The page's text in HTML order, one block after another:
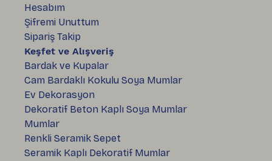
Hesabım
Şifremi Unuttum
Sipariş Takip
Keşfet ve Alışveriş
Bardak ve Kupalar
Cam Bardaklı Kokulu Soya Mumlar
Ev Dekorasyon
Dekoratif Beton Kaplı Soya Mumlar
Mumlar
Renkli Seramik Sepet
Seramik Kaplı Dekoratif Mumlar